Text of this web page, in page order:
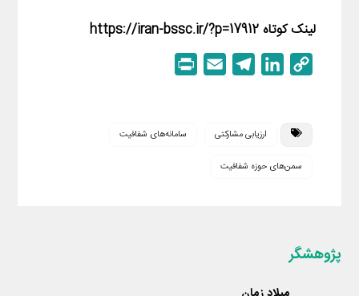
لینک کوتاه https://iran-bssc.ir/?p=17912
y
L
i
k
e
d
T
e
g
r
n
t
ارزیابی مشارکتی سامانه‌های شفافیت
سمن‌های حوزه شفافیت
پژوهشگر